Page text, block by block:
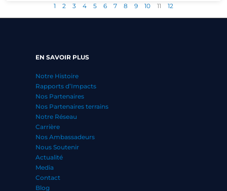
1 2 3 4 5 6 7 8 9 10 11 12
EN SAVOIR PLUS
Notre Histoire
Rapports d’Impacts
Nos Partenaires
Nos Partenaires terrains
Notre Réseau
Carrière
Nos Ambassadeurs
Nous Soutenir
Actualité
Media
Contact
Blog